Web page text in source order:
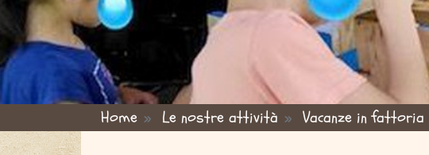
are here Home Le nostre attività Vacanze in fattoria